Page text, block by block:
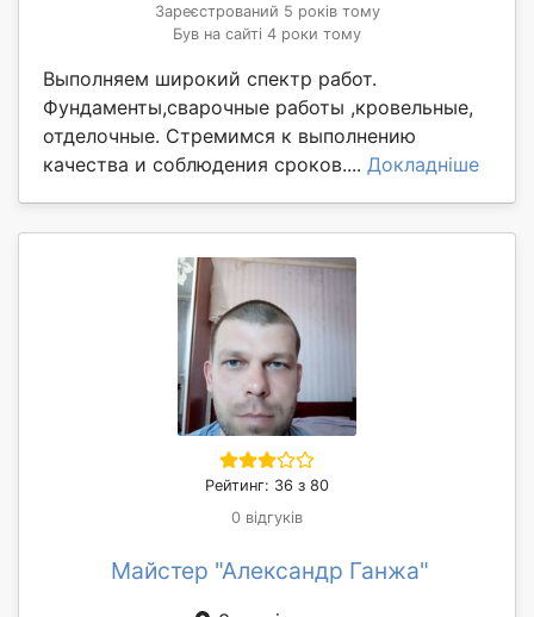
Зареєстрований 5 років тому
Був на сайті 4 роки тому
Выполняем широкий спектр работ.
Фундаменты,сварочные работы ,кровельные,
отделочные. Стремимся к выполнению
качества и соблюдения сроков.... Докладніше
Рейтинг: 36 з 80
0 відгуків
Майстер "Александр Ганжа"